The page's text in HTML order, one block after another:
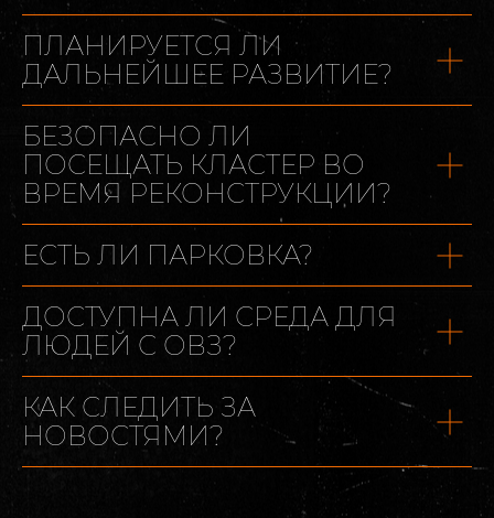
ПЛАНИРУЕТСЯ ЛИ
ДАЛЬНЕЙШЕЕ РАЗВИТИЕ?
БЕЗОПАСНО ЛИ
ПОСЕЩАТЬ КЛАСТЕР ВО
ВРЕМЯ РЕКОНСТРУКЦИИ?
ЕСТЬ ЛИ ПАРКОВКА?
ДОСТУПНА ЛИ СРЕДА ДЛЯ
ЛЮДЕЙ С ОВЗ?
КАК СЛЕДИТЬ ЗА
НОВОСТЯМИ?